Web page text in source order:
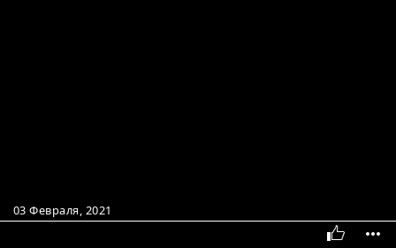
03 Февраля, 2021